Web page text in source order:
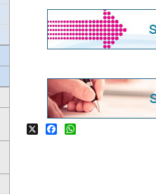
Facebook